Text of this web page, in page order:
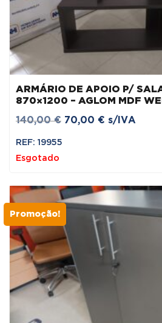
ARMÁRIO DE APOIO P/
870×1200 – AGLOM MDF
140,00€ O
70,00 € O
s/IVA
REF: 19955
Esgotado
Promoção!